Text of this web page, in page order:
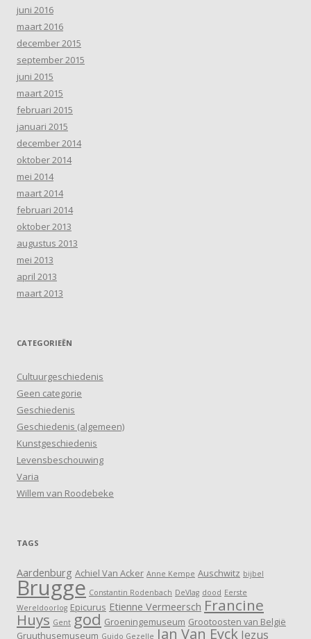
juni 2016
maart 2016
december 2015
september 2015
juni 2015
maart 2015
februari 2015
januari 2015
december 2014
oktober 2014
mei 2014
maart 2014
februari 2014
oktober 2013
augustus 2013
mei 2013
april 2013
maart 2013
CATEGORIEËN
Cultuurgeschiedenis
Geen categorie
Geschiedenis
Geschiedenis (algemeen)
Kunstgeschiedenis
Levensbeschouwing
Varia
Willem van Roodebeke
TAGS
Aardenburg Achiel Van Acker Anne Kempe Auschwitz bijbel
Brugge Constantin Rodenbach DeVlag dood Eerste
Wereldoorlog Epicurus Etienne Vermeersch Francine
Huys Gent god Groeningemuseum Grootoosten van België
Gruuthusemuseum Guido Gezelle Jan Van Eyck Jezus